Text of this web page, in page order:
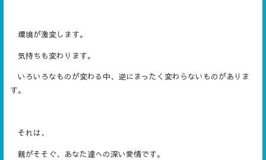
環境が激変します。
気持ちも変わります。
いろいろなものが変わる中、逆にまったく変わらないものがありま
す。
それは、
親がそそぐ、あなた達への深い愛情です。